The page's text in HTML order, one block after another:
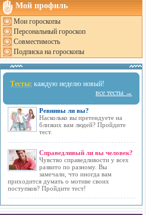
Мой профиль
Мои гороскопы
Персональный гороскоп
Совместимость
Подписка на гороскопы
Тесты: каждую неделю новый!
все тесты →
Ревнивы ли вы?
Насколько вы претендуете на
близких вам людей? Пройдите
тест.
Справедливый ли вы человек?
Чувство справедливости у всех
развито по разному. Вы
замечали, что иногда вам
приходится думать о мотиве своих
поступков? Пройдите тест!